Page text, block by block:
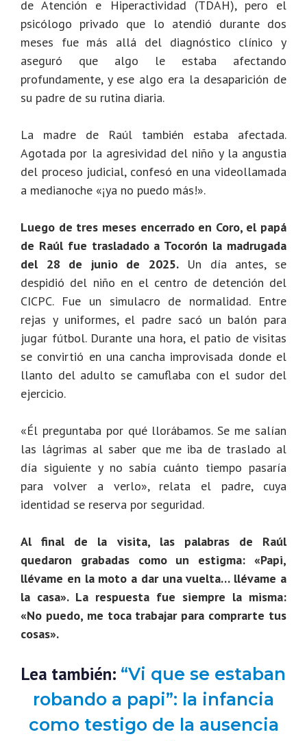
de Atención e Hiperactividad (TDAH), pero el
psicólogo privado que lo atendió durante dos
meses fue más allá del diagnóstico clínico y
aseguró que algo le estaba afectando
profundamente, y ese algo era la desaparición de
su padre de su rutina diaria.
La madre de Raúl también estaba afectada.
Agotada por la agresividad del niño y la angustia
del proceso judicial, confesó en una videollamada
a medianoche «¡ya no puedo más!».
Luego de tres meses encerrado en Coro, el papá
de Raúl fue trasladado a Tocorón la madrugada
del 28 de junio de 2025.Un día antes, se
despidió del niño en el centro de detención del
CICPC. Fue un simulacro de normalidad. Entre
rejas y uniformes, el padre sacó un balón para
jugar fútbol. Durante una hora, el patio de visitas
se convirtió en una cancha improvisada donde el
llanto del adulto se camuflaba con el sudor del
ejercicio.
«Él preguntaba por qué llorábamos. Se me salían
las lágrimas al saber que me iba de traslado al
día siguiente y no sabía cuánto tiempo pasaría
para volver a verlo», relata el padre, cuya
identidad se reserva por seguridad.
Al final de la visita, las palabras de Raúl
quedaron grabadas como un estigma: «Papi,
llévame en la moto a dar una vuelta… llévame a
la casa». La respuesta fue siempre la misma:
«No puedo, me toca trabajar para comprarte tus
cosas».
Lea también: “Vi que se estaban
robando a papi”: la infancia
como testigo de la ausencia